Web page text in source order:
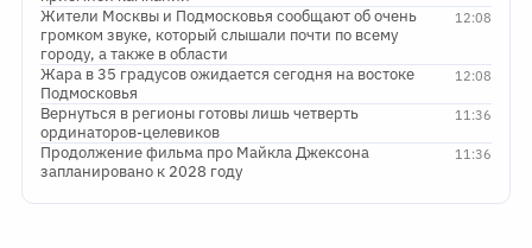
12:08
Жители Москвы и Подмосковья сообщают об очень
громком звуке, который слышали почти по всему
городу, а также в области
12:08
Жара в 35 градусов ожидается сегодня на востоке
Подмосковья
11:36
Вернуться в регионы готовы лишь четверть
ординаторов-целевиков
11:36
Продолжение фильма про Майкла Джексона
запланировано к 2028 году